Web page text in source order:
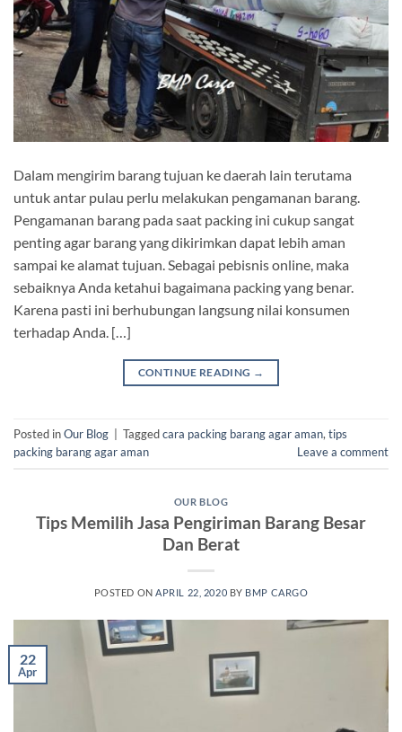
Dalam mengirim barang tujuan ke daerah lain terutama
untuk antar pulau perlu melakukan pengamanan barang.
Pengamanan barang pada saat packing ini cukup sangat
penting agar barang yang dikirimkan dapat lebih aman
sampai ke alamat tujuan. Sebagai pebisnis online, maka
sebaiknya Anda ketahui bagaimana packing yang benar.
Karena pasti ini berhubungan langsung nilai konsumen
terhadap Anda. […]
CONTINUE READING →
Posted inOur Blog Taggedcara packing barang agar aman,tips
packing barang agar aman
Leave a comment
OUR BLOG
Tips Memilih Jasa Pengiriman Barang Besar
Dan Berat
POSTED ONAPRIL 22, 2020 BY BMP CARGO
22
Apr